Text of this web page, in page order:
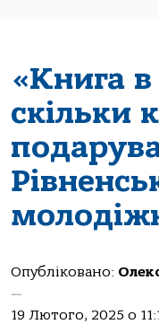
«Книга
скільки
Опубліковано:
—
19 Лютого, 2025 о